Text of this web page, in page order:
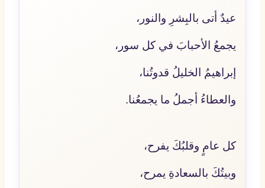
عيدٌ أتى بالبِشرِ والنور،
يجمعُ الأحبابَ في كل سور،
إبراهيمُ الخليلُ قدوتُنا،
والعطاءُ أجملُ ما يجمعُنا.
كل عامٍ وقلبُكَ يفرح،
وبيتُكَ بالسعادةِ يمرح،